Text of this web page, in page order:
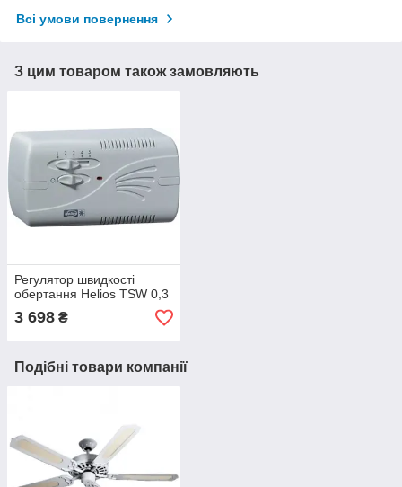
Всі умови повернення
З цим товаром також замовляють
Регулятор швидкості
обертання Helios TSW 0,3
3 698 ₴
Подібні товари компанії